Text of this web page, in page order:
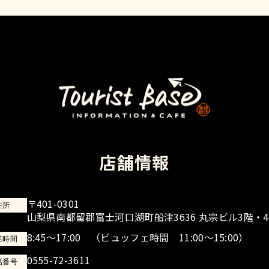
店舗情報
所
〒401-0301
山梨県南都留郡富士河口湖町船津3636 丸宗ビル3階・
時間 8:45～17:00 （ビュッフェ時間 11:00～15:00）
番号 0555-72-3611